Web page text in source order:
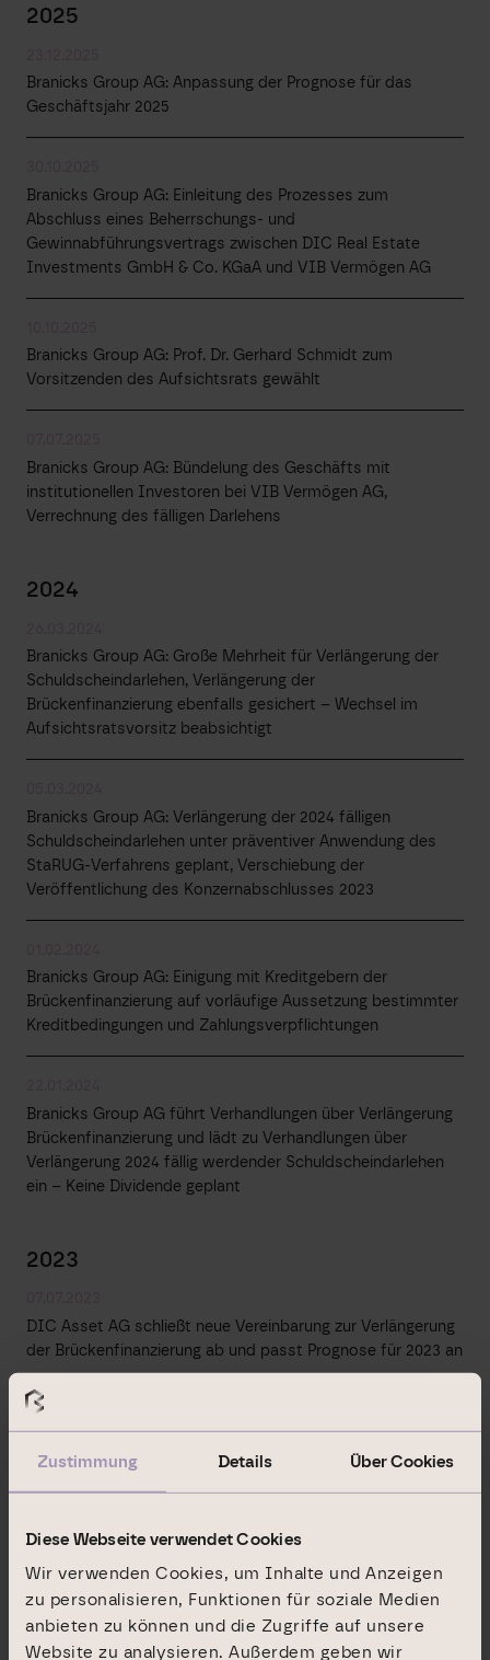
Zustimmung Details Über Cookies
Diese Webseite verwendet Cookies
Wir verwenden Cookies, um Inhalte und Anzeigen
zu personalisieren, Funktionen für soziale Medien
anbieten zu können und die Zugriffe auf unsere
Website zu analysieren. Außerdem geben wir
2025
Branicks Group AG: Anpassung der Prognose für das
Geschäftsjahr 2025
Branicks Group AG: Einleitung des Prozesses zum
Abschluss eines Beherrschungs- und
Gewinnabführungsvertrags zwischen DIC Real Estate
Investments GmbH & Co. KGaA und VIB Vermögen AG
Branicks Group AG: Prof. Dr. Gerhard Schmidt zum
Vorsitzenden des Aufsichtsrats gewählt
Branicks Group AG: Bündelung des Geschäfts mit
institutionellen Investoren bei VIB Vermögen AG,
Verrechnung des fälligen Darlehens
2024
Branicks Group AG: Große Mehrheit für Verlängerung der
Schuldscheindarlehen, Verlängerung der
Brückenfinanzierung ebenfalls gesichert – Wechsel im
Aufsichtsratsvorsitz beabsichtigt
Branicks Group AG: Verlängerung der 2024 fälligen
Schuldscheindarlehen unter präventiver Anwendung des
StaRUG-Verfahrens geplant, Verschiebung der
Veröffentlichung des Konzernabschlusses 2023
Branicks Group AG: Einigung mit Kreditgebern der
Brückenfinanzierung auf vorläufige Aussetzung bestimmter
Kreditbedingungen und Zahlungsverpflichtungen
Branicks Group AG führt Verhandlungen über Verlängerung
Brückenfinanzierung und lädt zu Verhandlungen über
Verlängerung 2024 fällig werdender Schuldscheindarlehen
ein – Keine Dividende geplant
2023
DIC Asset AG schließt neue Vereinbarung zur Verlängerung
der Brückenfinanzierung ab und passt Prognose für 2023 an
25.01.2023
DIC Asset AG erwartet für 2023 Funds from Operations
von 90 bis 97 Mio. Euro – Vorstand beschließt
02.11.2022
DIC Asset AG passt Ergebnisprognose für Geschäftsjahr
2022 an